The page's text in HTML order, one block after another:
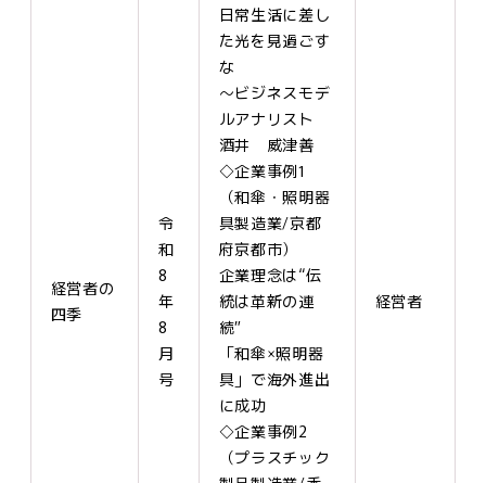
経営者の
四季
令
和
8
年
8
月
号
日常生活に差し
た光を見過ごす
な
～ビジネスモデ
ルアナリスト
酒井 威津善
◇企業事例1
（和傘・照明器
具製造業/京都
府京都市）
企業理念は“伝
統は革新の連
続”
「和傘×照明器
具」で海外進出
に成功
◇企業事例2
（プラスチック
経営者